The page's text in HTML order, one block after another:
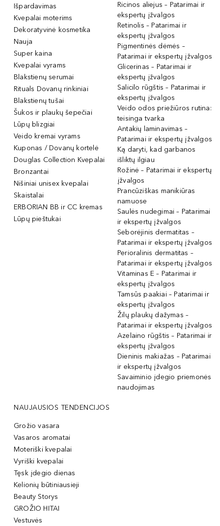
Išpardavimas
Kvepalai moterims
Dekoratyvinė kosmetika
Nauja
Super kaina
Kvepalai vyrams
Blakstienų serumai
Rituals Dovanų rinkiniai
Blakstienų tušai
Šukos ir plaukų šepečiai
Lūpų blizgiai
Veido kremai vyrams
Kuponas / Dovanų kortelė
Douglas Collection Kvepalai
Bronzantai
Nišiniai unisex kvepalai
Skaistalai
ERBORIAN BB ir CC kremas
Lūpų pieštukai
Ricinos aliejus – Patarimai ir
ekspertų įžvalgos
Retinolis – Patarimai ir
ekspertų įžvalgos
Pigmentinės dėmės –
Patarimai ir ekspertų įžvalgos
Glicerinas – Patarimai ir
ekspertų įžvalgos
Salicilo rūgštis – Patarimai ir
ekspertų įžvalgos
Veido odos priežiūros rutina:
teisinga tvarka
Antakių laminavimas –
Patarimai ir ekspertų įžvalgos
Ką daryti, kad garbanos
išliktų ilgiau
Rožinė – Patarimai ir ekspertų
įžvalgos
Prancūziškas manikiūras
namuose
Saulės nudegimai – Patarimai
ir ekspertų įžvalgos
Seborėjinis dermatitas –
Patarimai ir ekspertų įžvalgos
Perioralinis dermatitas –
Patarimai ir ekspertų įžvalgos
Vitaminas E – Patarimai ir
ekspertų įžvalgos
Tamsūs paakiai – Patarimai ir
ekspertų įžvalgos
Žilų plaukų dažymas –
Patarimai ir ekspertų įžvalgos
Azelaino rūgštis – Patarimai ir
ekspertų įžvalgos
Dieninis makiažas – Patarimai
ir ekspertų įžvalgos
Savaiminio įdegio priemonės
naudojimas
NAUJAUSIOS TENDENCIJOS
Grožio vasara
Vasaros aromatai
Moteriški kvepalai
Vyriški kvepalai
Tęsk įdegio dienas
Kelionių būtiniausieji
Beauty Storys
GROŽIO HITAI
Vestuvės